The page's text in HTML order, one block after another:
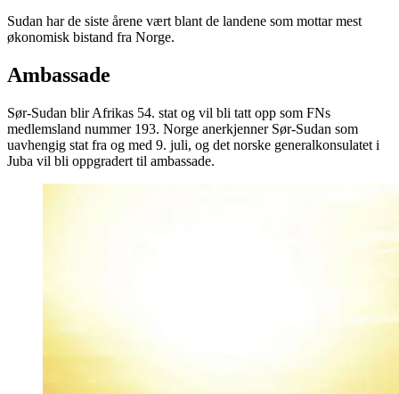
Sudan har de siste årene vært blant de landene som mottar mest
økonomisk bistand fra Norge.
Ambassade
Sør-Sudan blir Afrikas 54. stat og vil bli tatt opp som FNs
medlemsland nummer 193. Norge anerkjenner Sør-Sudan som
uavhengig stat fra og med 9. juli, og det norske generalkonsulatet i
Juba vil bli oppgradert til ambassade.